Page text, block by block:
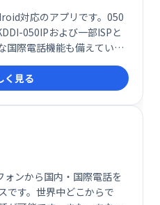
対応のアプリです。050
050IPおよび一部ISPと
国際電話機能も備えていま
ケーションツールとして、
く見る
ンから国内・国際電話を
です。世界中どこからで